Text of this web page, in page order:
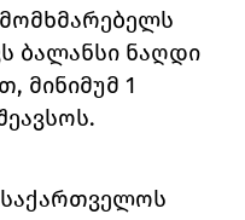
ბალანსი ნაღდი
მინიმუმ 1